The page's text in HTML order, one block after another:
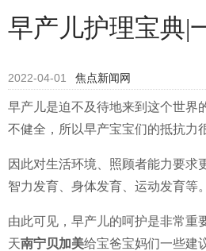
早产儿护理宝典|
2022-04-01 焦点新闻网
早产儿是迫不及待地来到这个世界
不健全，所以早产宝宝们的抵抗力
因此对生活环境、照顾者能力要求
智力发育、身体发育、运动发育等。
由此可见，早产儿的呵护是非常重
天南宁贝加美给宝爸宝妈们一些建